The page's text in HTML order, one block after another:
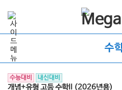
수
수능대비 내신대비
개념+유형 고등 수학II (2026년용)